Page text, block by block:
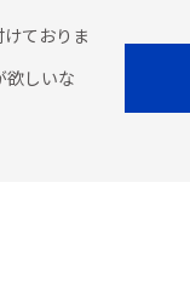
ておりま
欲しいな